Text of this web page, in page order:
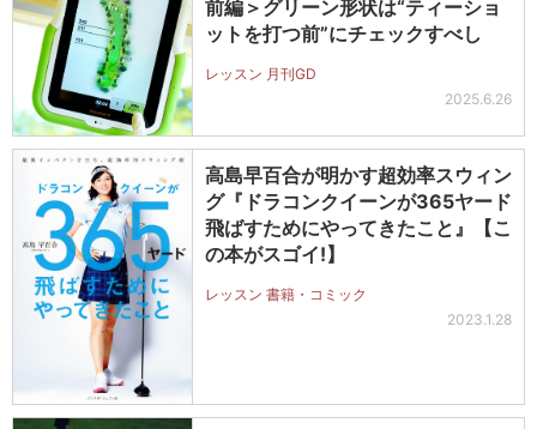
前編＞グリーン形状は“ティーショ
ットを打つ前”にチェックすべし
レッスン 月刊GD
2025.6.26
高島早百合が明かす超効率スウィン
グ『ドラコンクイーンが365ヤード
飛ばすためにやってきたこと』【こ
の本がスゴイ!】
レッスン 書籍・コミック
2023.1.28